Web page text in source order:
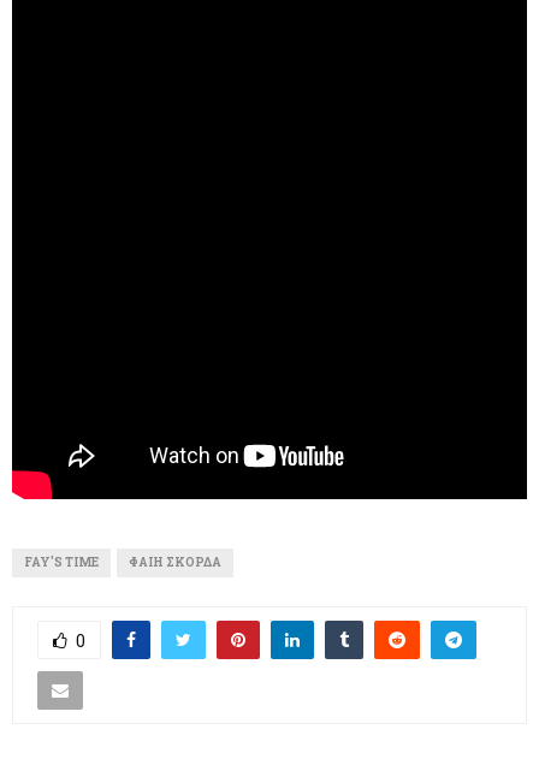
FAY'S TIME ΦΑΊΗ ΣΚΟΡΔΆ
0